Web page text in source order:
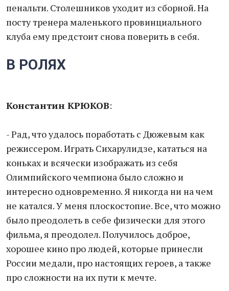
пенальти. Столешников уходит из сборной. На
посту тренера маленького провинциального
клуба ему предстоит снова поверить в себя.
В РОЛЯХ
Константин КРЮКОВ:
- Рад, что удалось поработать с Дюжевым как
режиссером. Играть Сихарулидзе, кататься на
коньках и всячески изображать из себя
Олимпийского чемпиона было сложно и
интересно одновременно. Я никогда ни на чем
не катался. У меня плоскостопие. Все, что можно
было преодолеть в себе физически для этого
фильма, я преодолел. Получилось доброе,
хорошее кино про людей, которые принесли
России медали, про настоящих героев, а также
про сложности на их пути к мечте.